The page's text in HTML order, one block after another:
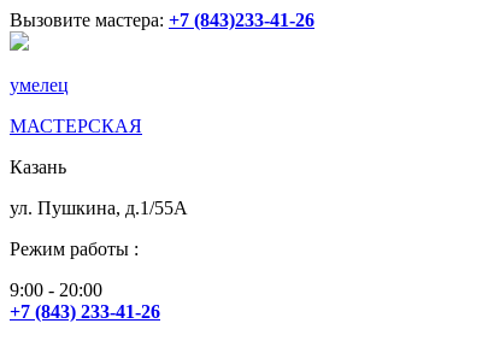
Вызовите мастера: +7 (843)233-41-26
умелец
МАСТЕРСКАЯ
Казань
ул. Пушкина, д.1/55А
Режим работы :
9:00 - 20:00
+7 (843) 233-41-26